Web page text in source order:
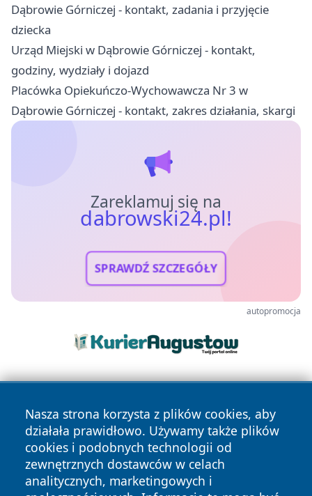
Dąbrowie Górniczej - kontakt, zadania i przyjęcie
dziecka
Urząd Miejski w Dąbrowie Górniczej - kontakt,
godziny, wydziały i dojazd
Placówka Opiekuńczo-Wychowawcza Nr 3 w
Dąbrowie Górniczej - kontakt, zakres działania, skargi
Zareklamuj się na
dabrowski24.pl!
SPRAWDŹ SZCZEGÓŁY
autopromocja
Nasza strona korzysta z plików cookies, aby
działała prawidłowo. Używamy także plików
cookies i podobnych technologii od
zewnętrznych dostawców w celach
analitycznych, marketingowych i
Copyright © 2026 dabrowski24.pl Wszystkie prawa
zastrzeżone.